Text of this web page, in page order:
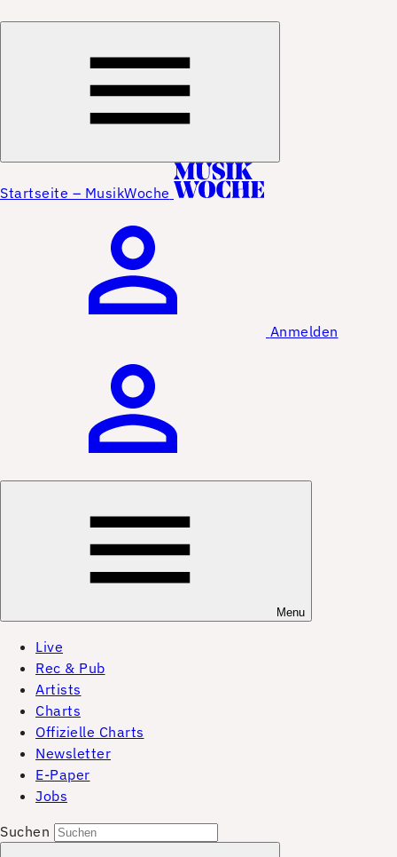
Startseite – MusikWoche
Anmelden
Menu
Live
Rec & Pub
Artists
Charts
Offizielle Charts
Newsletter
E-Paper
Jobs
Suchen